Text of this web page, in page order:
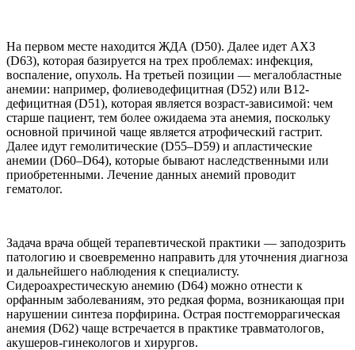
На первом месте находится ЖДА (D50). Далее идет АХЗ
(D63), которая базируется на трех проблемах: инфекция,
воспаление, опухоль. На третьей позиции — мегалобластные
анемии: например, фолиеводефицитная (D52) или В12-
дефицитная (D51), которая является возраст-зависимой: чем
старше пациент, тем более ожидаема эта анемия, поскольку
основной причиной чаще является атрофический гастрит.
Далее идут гемолитические (D55–D59) и апластические
анемии (D60–D64), которые бывают наследственными или
приобретенными. Лечение данных анемий проводит
гематолог.
Задача врача общей терапевтической практики — заподозрить
патологию и своевременно направить для уточнения диагноза
и дальнейшего наблюдения к специалисту.
Сидероахрестическую анемию (D64) можно отнести к
орфанным заболеваниям, это редкая форма, возникающая при
нарушении синтеза порфирина. Острая постгеморрагическая
анемия (D62) чаще встречается в практике травматологов,
акушеров-гинекологов и хирургов.